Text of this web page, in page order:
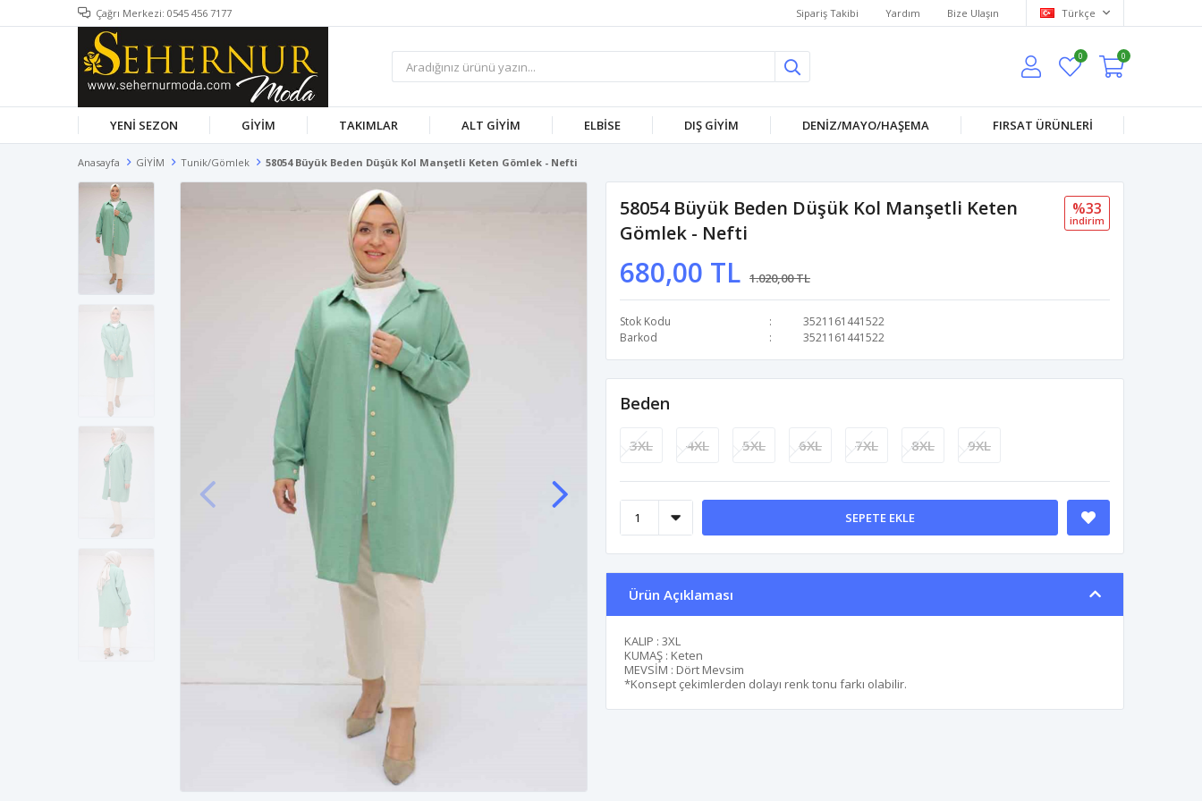
Çağrı Merkezi: 0545 456 7177 Sipariş Takibi Yardım Bize Ulaşın Türkçe
0 0
YENİ SEZON GİYİM TAKIMLAR ALT GİYİM ELBİSE DIŞ GİYİM DENİZ/MAYO/HAŞEMA FIRSAT ÜRÜNLERİ
Anasayfa GİYİM Tunik/Gömlek 58054 Büyük Beden Düşük Kol Manşetli Keten Gömlek - Nefti
58054 Büyük Beden Düşük Kol Manşetli Keten
Gömlek - Nefti
680,00 TL 1.020,00 TL
%33
i̇ndi̇ri̇m
Stok Kodu
3521161441522
Barkod
3521161441522
Beden
3XL 4XL 5XL 6XL 7XL 8XL 9XL
SEPETE EKLE
Ürün Açıklaması
KALIP : 3XL
KUMAŞ : Keten
MEVSİM : Dört Mevsim
*Konsept çekimlerden dolayı renk tonu farkı olabilir.